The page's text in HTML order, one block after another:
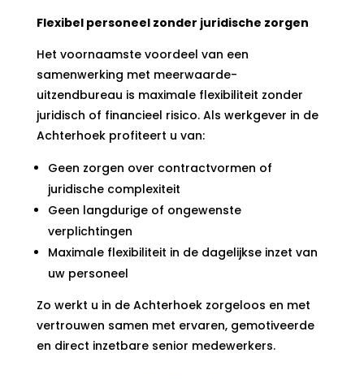
Flexibel personeel zonder juridische zorgen
Het voornaamste voordeel van een
samenwerking met meerwaarde-
uitzendbureau is maximale flexibiliteit zonder
juridisch of financieel risico. Als werkgever in de
Achterhoek profiteert u van:
Geen zorgen over contractvormen of
juridische complexiteit
Geen langdurige of ongewenste
verplichtingen
Maximale flexibiliteit in de dagelijkse inzet van
uw personeel
Zo werkt u in de Achterhoek zorgeloos en met
vertrouwen samen met ervaren, gemotiveerde
en direct inzetbare senior medewerkers.